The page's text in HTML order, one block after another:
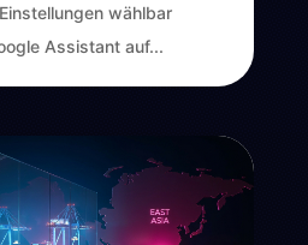
wählbar
Assistant auf...